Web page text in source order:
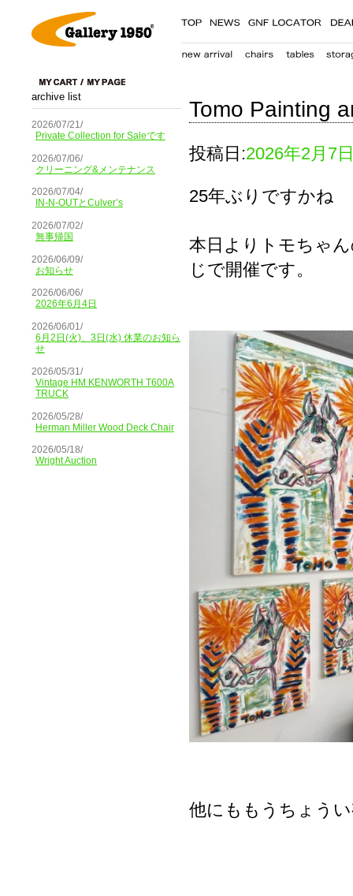
archive list
2026/07/21/
Private Collection for Saleです
2026/07/06/
クリーニング&メンテナンス
2026/07/04/
IN-N-OUTとCulver’s
2026/07/02/
無事帰国
2026/06/09/
お知らせ
2026/06/06/
2026年6月4日
2026/06/01/
6月2日(火)、3日(水) 休業のお知ら
せ
2026/05/31/
Vintage HM KENWORTH T600A
TRUCK
2026/05/28/
Herman Miller Wood Deck Chair
2026/05/18/
Wright Auction
Tomo Painting
投稿日:2026年2月7
25年ぶりですかね
本日よりトモちゃ
じで開催です。
他にももうちょう